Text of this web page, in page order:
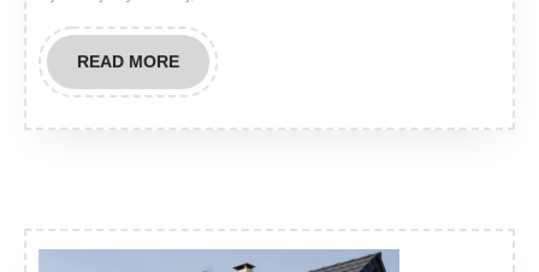
READ MOREREAD
MORE